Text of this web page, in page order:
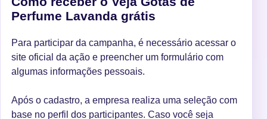
Perfume Lavanda grátis
Para participar da campanha, é necessário acessar o
site oficial da ação e preencher um formulário com
algumas informações pessoais.
Após o cadastro, a empresa realiza uma seleção com
base no perfil dos participantes. Caso você seja